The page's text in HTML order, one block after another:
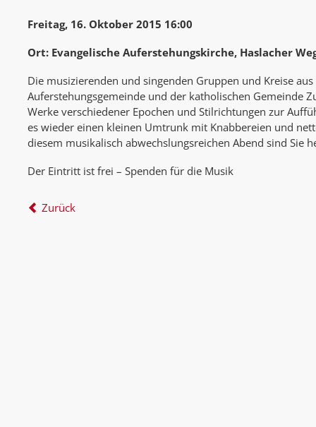
Freitag, 16. Oktober 2015 16:00
Ort: Evangelische Auferstehungskirche, Haslacher
Die musizierenden und singenden Gruppen und Kreise
Auferstehungsgemeinde und der katholischen Gemeinde
Werke verschiedener Epochen und Stilrichtungen zur
es wieder einen kleinen Umtrunk mit Knabbereien und
diesem musikalisch abwechslungsreichen Abend sind Sie
Der Eintritt ist frei – Spenden für die Musik
Zurück